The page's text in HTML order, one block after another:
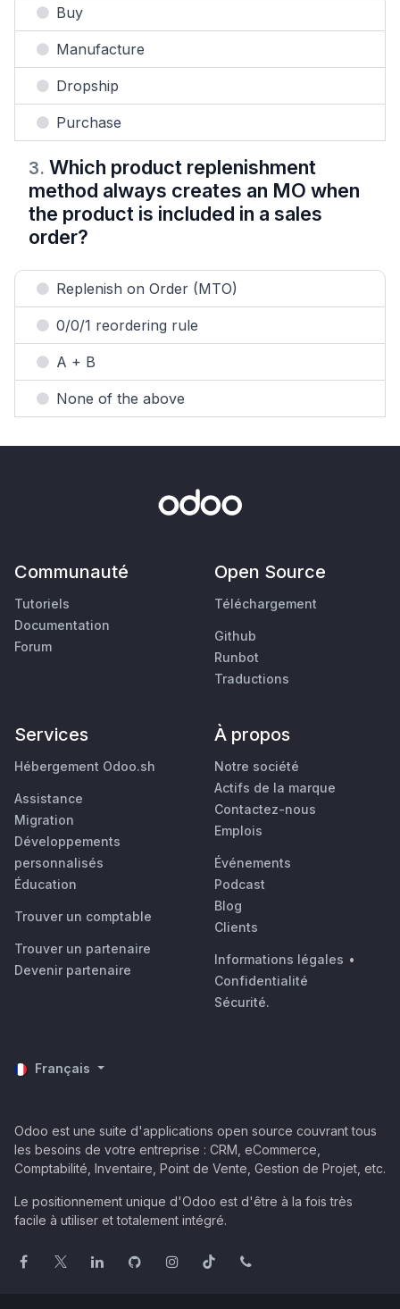
Buy
Manufacture
Dropship
Purchase
3. Which product replenishment
method always creates an MO when
the product is included in a sales
order?
Replenish on Order (MTO)
0/0/1 reordering rule
A + B
None of the above
Communauté
Tutoriels
Documentation
Forum
Open Source
Téléchargement
Github
Runbot
Traductions
Services
Hébergement Odoo.sh
Assistance
Migration
Développements
personnalisés
Éducation
Trouver un comptable
Trouver un partenaire
Devenir partenaire
À propos
Notre société
Actifs de la marque
Contactez-nous
Emplois
Événements
Podcast
Blog
Clients
Informations légales •
Confidentialité
Sécurité.
Français
Odoo est une suite d'applications open source couvrant tous
les besoins de votre entreprise : CRM, eCommerce,
Comptabilité, Inventaire, Point de Vente, Gestion de Projet, etc.
Le positionnement unique d'Odoo est d'être à la fois très
facile à utiliser et totalement intégré.